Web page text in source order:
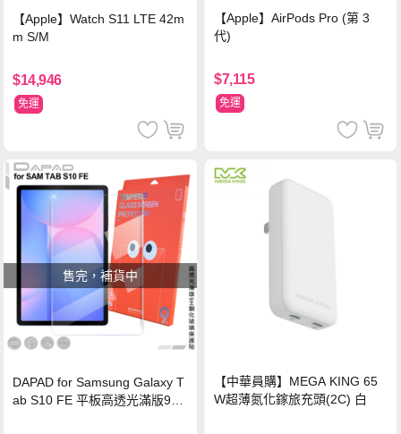
【Apple】Watch S11 LTE 42m
m S/M
$14,946
免運
【Apple】AirPods Pro (第 3
代)
$7,115
免運
售完，補貨中
DAPAD for Samsung Galaxy T
ab S10 FE 平板高透光滿版9H
【中華員購】MEGA KING 65
W超薄氮化鎵旅充頭(2C) 白